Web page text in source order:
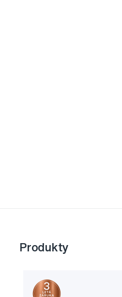
Produkty